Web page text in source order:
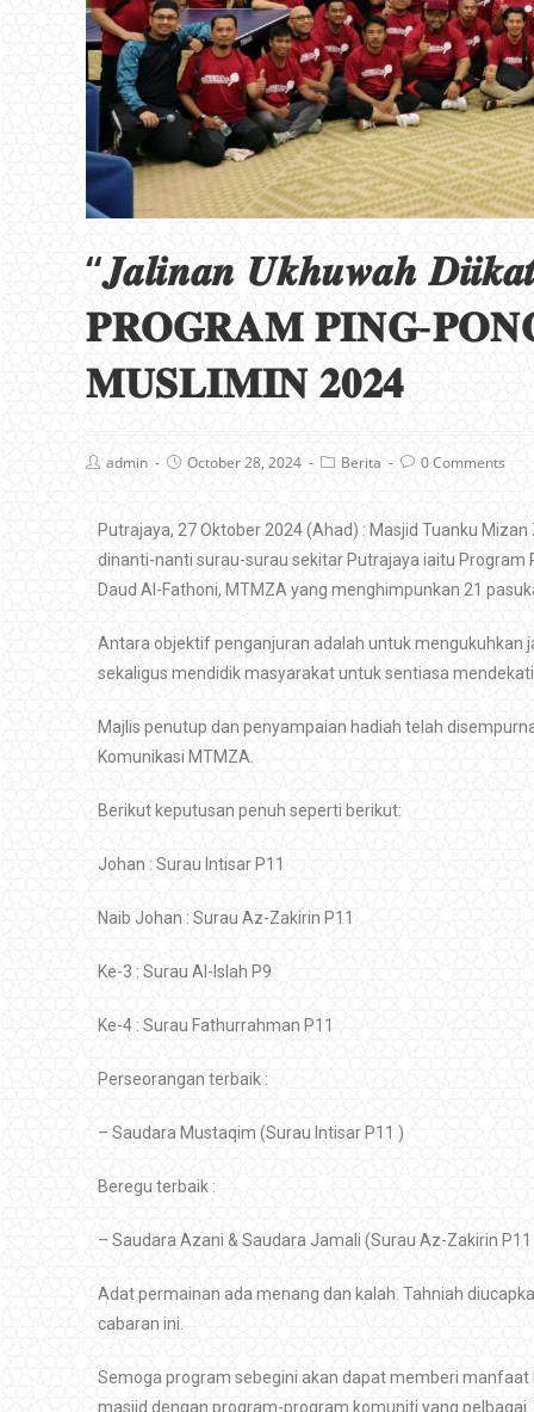
“𝑱𝒂𝒍𝒊𝒏𝒂𝒏 𝑼𝒌𝒉𝒖𝒘𝒂𝒉
𝐏𝐑𝐎𝐆𝐑𝐀𝐌 𝐏𝐈𝐍𝐆-
𝐌𝐔𝐒𝐋𝐈𝐌𝐈𝐍 𝟐𝟎𝟐𝟒
admin October 28, 2024 Berita 0 Comments
Putrajaya, 27 Oktober 2024 (Ahad) : Masjid Tuanku
dinanti-nanti surau-surau sekitar Putrajaya iaitu Program
Daud Al-Fathoni, MTMZA yang menghimpunkan 21
Antara objektif penganjuran adalah untuk mengukuhkan
sekaligus mendidik masyarakat untuk sentiasa mendekati
Majlis penutup dan penyampaian hadiah telah
Komunikasi MTMZA.
Berikut keputusan penuh seperti berikut:
Johan : Surau Intisar P11
Naib Johan : Surau Az-Zakirin P11
Ke-3 : Surau Al-Islah P9
Ke-4 : Surau Fathurrahman P11
Perseorangan terbaik :
– Saudara Mustaqim (Surau Intisar P11 )
Beregu terbaik :
– Saudara Azani & Saudara Jamali (Surau Az-Zakirin P11
Adat permainan ada menang dan kalah. Tahniah
cabaran ini.
Semoga program sebegini akan dapat memberi
masjid dengan program-program komuniti yang pelbagai.